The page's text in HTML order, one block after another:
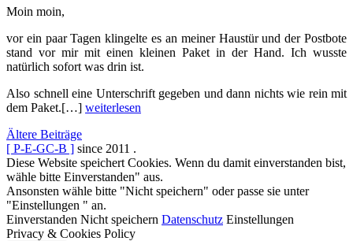
Moin moin,
vor ein paar Tagen klingelte es an meiner Haustür und der Postbote
stand vor mir mit einen kleinen Paket in der Hand. Ich wusste
natürlich sofort was drin ist.
Also schnell eine Unterschrift gegeben und dann nichts wie rein mit
dem Paket.[…] „Meine
weiterlesen
Beitragsnavigation
Ältere Beiträge
[ P-E-GC-B ] since 2011 .
Diese Website speichert Cookies. Wenn du damit einverstanden bist,
wähle bitte Einverstanden" aus.
Ansonsten wähle bitte "Nicht speichern" oder passe sie unter
"Einstellungen " an.
Einverstanden Nicht speichern Datenschutz Einstellungen
Privacy & Cookies Policy